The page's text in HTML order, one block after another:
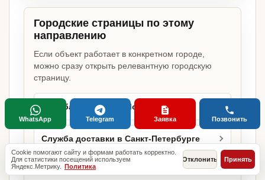
Городские страницы по этому
направлению
Если объект работает в конкретном городе,
можно сразу открыть релевантную городскую
страницу.
Служба доставки в Москве
Служба доставки в Санкт-Петербурге
Cookie помогают сайту и формам работать корректно.
Для статистики посещений используем
Яндекс.Метрику. Политика
Отклонить Принять
WhatsApp Telegram Заявка Позвонить